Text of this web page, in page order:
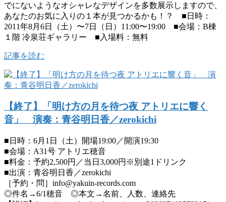
でにないようなオシャレなデザインを多数展示しますので、
あなたのお気に入りの１本が見つかるかも！？ ■日時：
2011年8月6日（土）〜7日（日）11:00〜19:00 ■会場：B棟
１階 冷泉荘ギャラリー ■入場料：無料
記事を読む
【終了】「明け方の月を待つ夜 アトリエに響く
音」 演奏：青谷明日香／zerokichi
■日時：6月1日（土）開場19:00／開演19:30
■会場：A31号 アトリエ穂音
■料金：予約2,500円／当日3,000円※別途1ドリンク
■出演：青谷明日香／zerokichi
［予約・問］info@yakuin-records.com
◎件名→6/1穂音 ◎本文→名前、人数、連絡先